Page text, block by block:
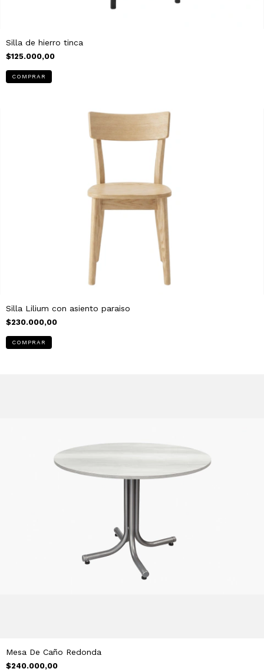
Silla de hierro tinca
$125.000,00
Silla Lilium con asiento paraiso
$230.000,00
Mesa De Caño Redonda
$240.000,00